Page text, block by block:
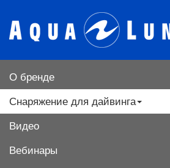
О бренде
Снаряжение для дайвинга
Видео
Вебинары